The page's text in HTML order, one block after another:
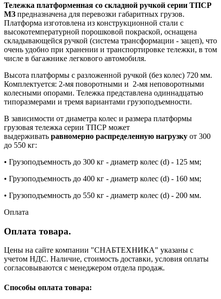
Тележка платформенная со складной ручкой серии ТПСР
МЗ предназначена для перевозки габаритных грузов.
Платформа изготовлена из конструкционной стали с
высокотемпературной порошковой покраской, оснащена
складывающейся ручкой (система трансформации - зацеп), что
очень удобно при хранении и транспортировке тележки, в том
числе в багажнике легкового автомобиля.
Высота платформы с разложенной ручкой (без колес) 720 мм.
Комплектуется: 2-мя поворотными и 2-мя неповоротными
колесными опорами. Тележка представлена одиннадцатью
типоразмерами и тремя вариантами грузоподъемности.
В зависимости от диаметра колес и размера платформы
грузовая тележка серии ТПСР может
выдерживать равномерно распределенную нагрузку от 300
до 550 кг:
• Грузоподъемность до 300 кг - диаметр колес (d) - 125 мм;
• Грузоподъемность до 400 кг - диаметр колес (d) - 160 мм;
• Грузоподъемность до 550 кг - диаметр колес (d) - 200 мм.
Оплата
Оплата товара.
Цены на сайте компании "СНАБТЕХНИКА" указаны с
учетом НДС. Наличие, стоимость доставки, условия оплаты
согласовываются с менеджером отдела продаж.
Способы оплата товара: